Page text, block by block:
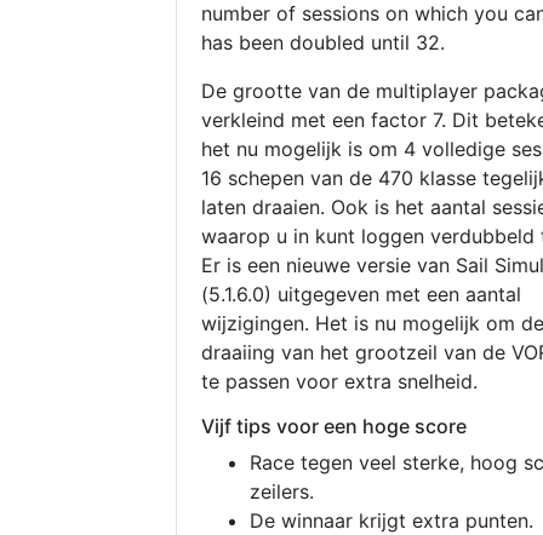
number of sessions on which you
has been doubled until 32.
De grootte van de multiplayer
verkleind met een factor 7. Dit
het nu mogelijk is om 4 volledige
16 schepen van de 470 klasse
laten draaien. Ook is het aantal
waarop u in kunt loggen verdubbeld
Er is een nieuwe versie van Sail
(5.1.6.0) uitgegeven met een aantal
wijzigingen. Het is nu mogelijk om de
draaiing van het grootzeil van de
te passen voor extra snelheid.
Vijf tips voor een hoge score
Race tegen veel sterke, hoog
zeilers.
De winnaar krijgt extra punten.